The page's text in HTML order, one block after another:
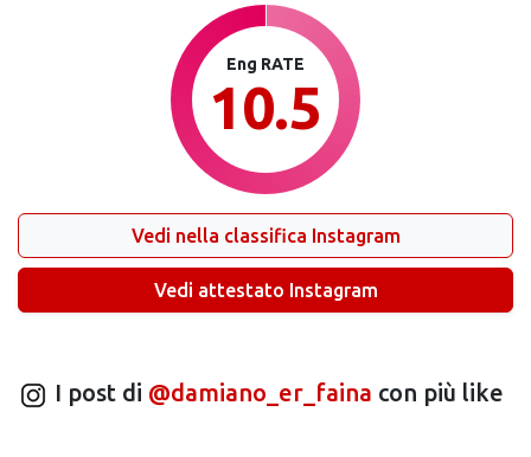
Eng RATE
10.5
Vedi nella classifica Instagram
Vedi attestato Instagram
I post di @damiano_er_faina con più like